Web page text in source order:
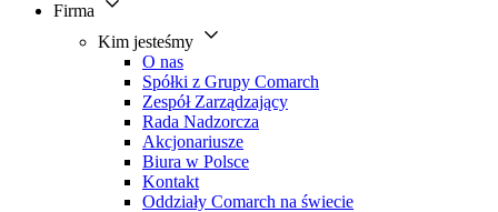
Firma
Kim jesteśmy
O nas
Spółki z Grupy Comarch
Zespół Zarządzający
Rada Nadzorcza
Akcjonariusze
Biura w Polsce
Kontakt
Oddziały Comarch na świecie